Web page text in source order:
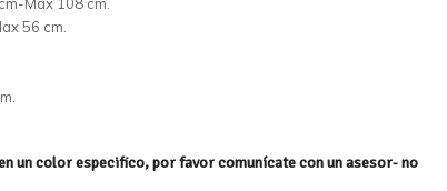
56 cm.
un color especifico, por favor comunícate con un asesor- no